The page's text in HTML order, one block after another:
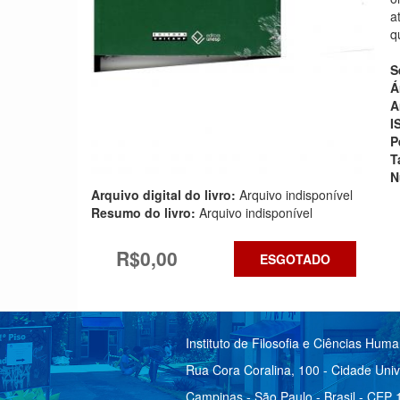
Arquivo digital do livro: Arquivo indisponível
Resumo do livro: Arquivo indisponível
R$0,00 ESGOTADO
Instituto de Filosofia e Ciências
Rua Cora Coralina, 100 - Cidade
Campinas - São Paulo - Brasil - CEP